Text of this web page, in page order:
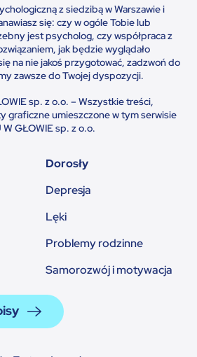
z siedzibą w Warszawie i
się: czy w ogóle Tobie lub
jest psycholog, czy współpraca z
jak będzie wyglądało
na nie jakoś przygotować, zadzwoń do
zawsze do Twojej dyspozycji.
sp. z o.o. – Wszystkie treści,
graficzne umieszczone w tym serwisie
W GŁOWIE sp. z o.o.
Dorosły
Depresja
Lęki
Problemy rodzinne
Samorozwój i motywacja